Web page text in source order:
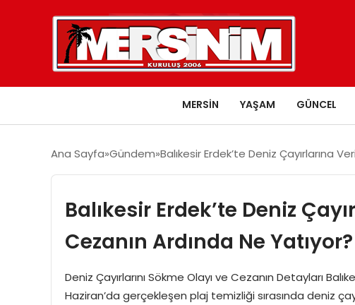
MERSIN YAŞAM GÜNCEL
Ana Sayfa Gündem Balıkesir Erdek’te Deniz Çayırlarına
Balıkesir Erdek’te Deniz
Cezanın Ardında Ne Yatıyor?
Deniz Çayırlarını Sökme Olayı ve Cezanın Detayları
Haziran’da gerçekleşen plaj temizliği sırasında deniz